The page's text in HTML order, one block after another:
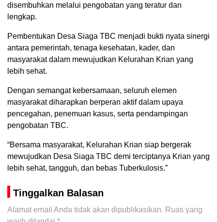
disembuhkan melalui pengobatan yang teratur dan
lengkap.
Pembentukan Desa Siaga TBC menjadi bukti nyata sinergi
antara pemerintah, tenaga kesehatan, kader, dan
masyarakat dalam mewujudkan Kelurahan Krian yang
lebih sehat.
Dengan semangat kebersamaan, seluruh elemen
masyarakat diharapkan berperan aktif dalam upaya
pencegahan, penemuan kasus, serta pendampingan
pengobatan TBC.
“Bersama masyarakat, Kelurahan Krian siap bergerak
mewujudkan Desa Siaga TBC demi terciptanya Krian yang
lebih sehat, tangguh, dan bebas Tuberkulosis.”
Tinggalkan Balasan
Alamat email Anda tidak akan dipublikasikan. Ruas yang